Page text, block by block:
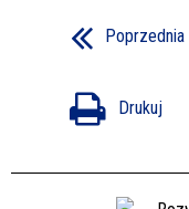
Poprzednia
Drukuj